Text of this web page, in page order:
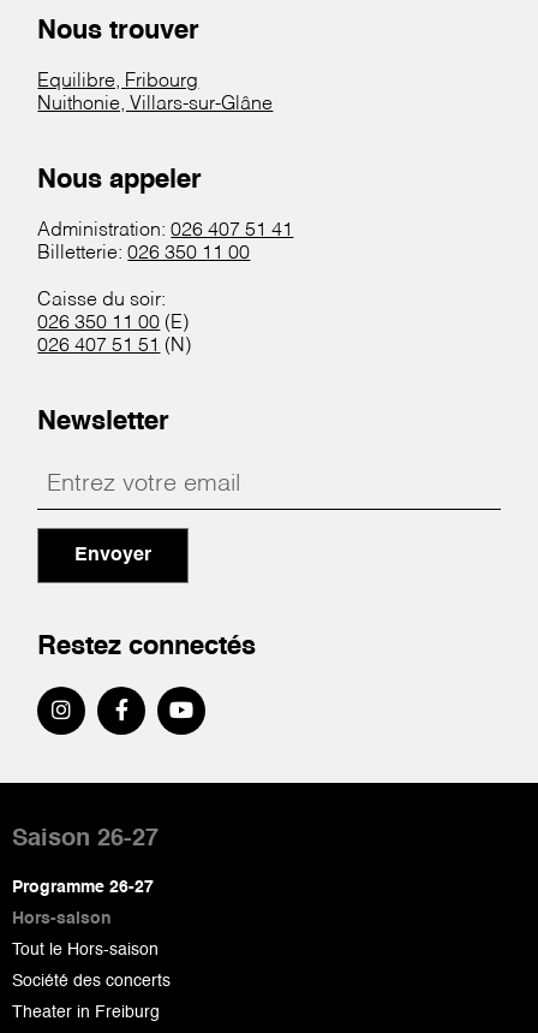
Nous trouver
Equilibre, Fribourg
Nuithonie, Villars-sur-Glâne
Nous appeler
Administration:026 407 51 41
Billetterie:026 350 11 00
Caisse du soir:
026 350 11 00 (E)
026 407 51 51 (N)
Newsletter
Envoyer
Restez connectés
de
page
Saison 26-27
Programme 26-27
Hors-saison
Tout le Hors-saison
Société des concerts
Theater in Freiburg